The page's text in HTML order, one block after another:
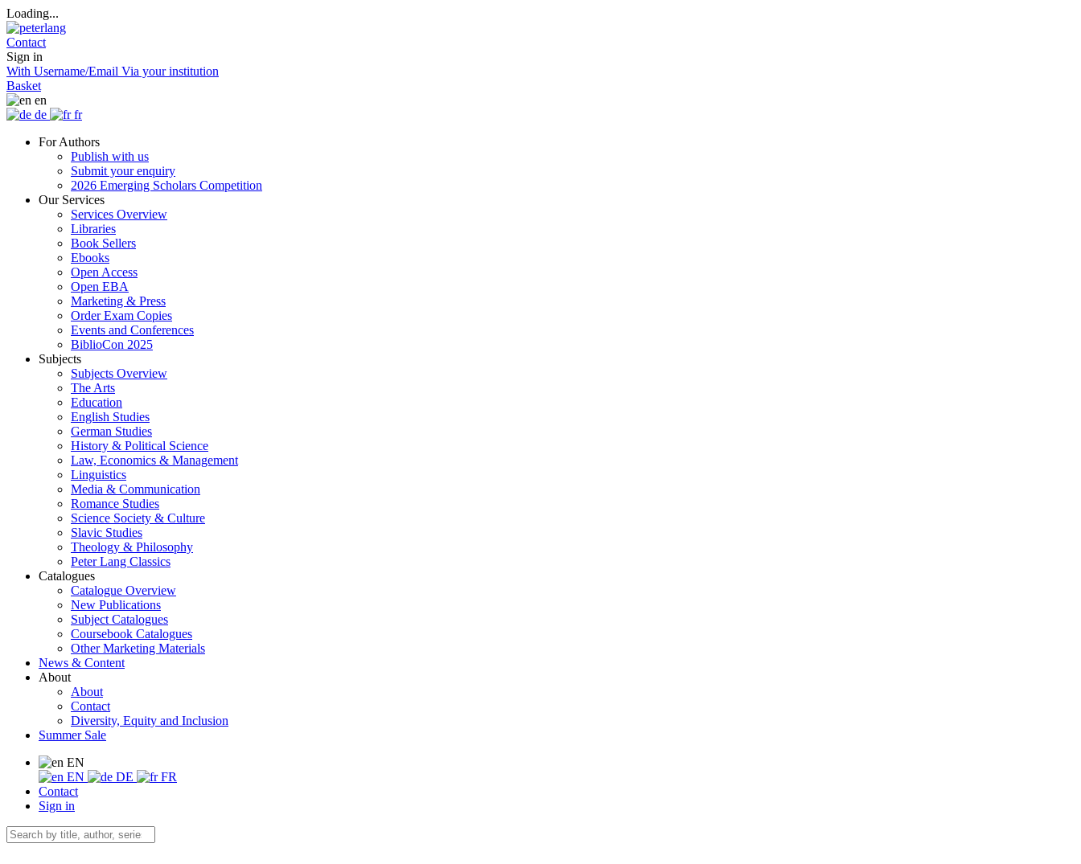
Loading...
Contact
Sign in
With Username/Email Via your institution
Basket
en
de
fr
For Authors
Publish with us
Submit your enquiry
2026 Emerging Scholars Competition
Our Services
Services Overview
Libraries
Book Sellers
Ebooks
Open Access
Open EBA
Marketing & Press
Order Exam Copies
Events and Conferences
BiblioCon 2025
Subjects
Subjects Overview
The Arts
Education
English Studies
German Studies
History & Political Science
Law, Economics & Management
Linguistics
Media & Communication
Romance Studies
Science Society & Culture
Slavic Studies
Theology & Philosophy
Peter Lang Classics
Catalogues
Catalogue Overview
New Publications
Subject Catalogues
Coursebook Catalogues
Other Marketing Materials
News & Content
About
About
Contact
Diversity, Equity and Inclusion
Summer Sale
EN
EN
DE
FR
Contact
Sign in